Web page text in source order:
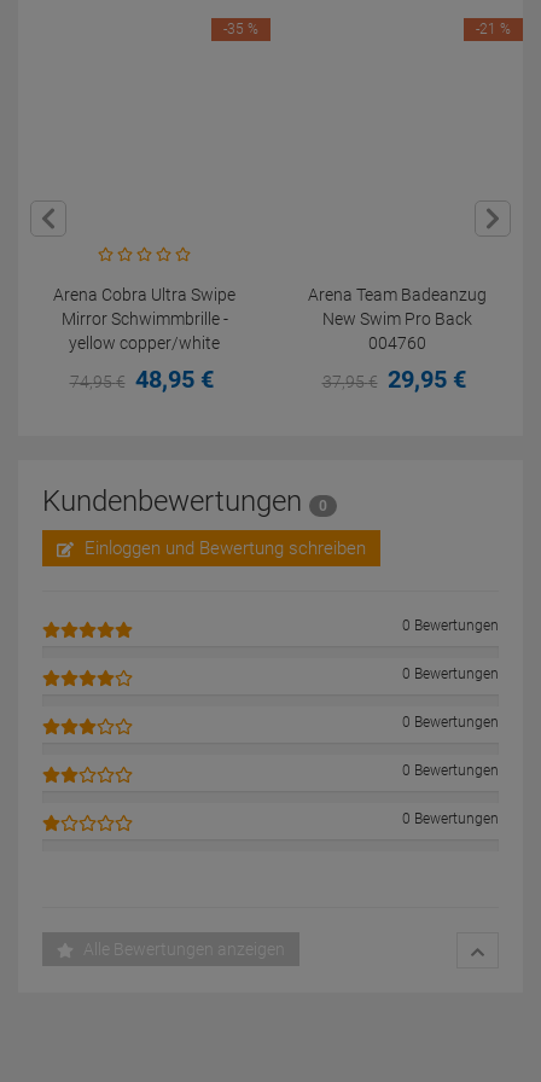
Arena Cobra Ultra Swipe
Mirror Schwimmbrille -
yellow copper/white
74,95€ 48,95 €
-35 %
Arena Team Badeanzug
New Swim Pro Back
004760
37,95€ 29,95 €
-21 %
Kundenbewertungen 0
Einloggen und Bewertung schreiben
0 Bewertungen
0 Bewertungen
0 Bewertungen
0 Bewertungen
0 Bewertungen
Alle Bewertungen anzeigen